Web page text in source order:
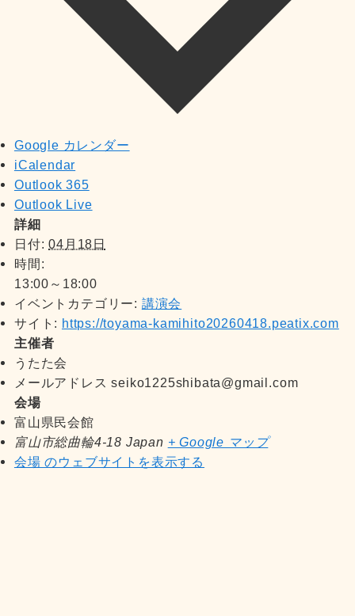
Google カレンダー
iCalendar
Outlook 365
Outlook Live
詳細
日付: 04月18日
時間:
13:00～18:00
イベントカテゴリー: 講演会
サイト: https://toyama-kamihito20260418.peatix.com
主催者
うたた会
メールアドレスseiko1225shibata@gmail.com
会場
富山県民会館
富山市総曲輪4-18 Japan + Google マップ
会場 のウェブサイトを表示する